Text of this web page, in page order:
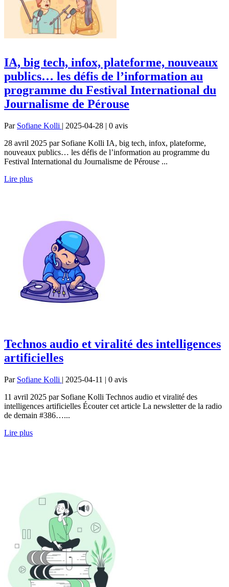
IA, big tech, infox, plateforme, nouveaux
publics… les défis de l’information au
programme du Festival International du
Journalisme de Pérouse
Par Sofiane Kolli | 2025-04-28 | 0 avis
28 avril 2025 par Sofiane Kolli IA, big tech, infox, plateforme,
nouveaux publics… les défis de l’information au programme du
Festival International du Journalisme de Pérouse ...
Lire plus
Technos audio et viralité des intelligences
artificielles
Par Sofiane Kolli | 2025-04-11 | 0 avis
11 avril 2025 par Sofiane Kolli Technos audio et viralité des
intelligences artificielles Écouter cet article La newsletter de la radio
de demain #386…...
Lire plus